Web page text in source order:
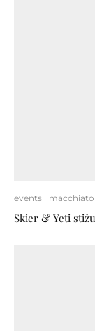
events macchiato
Skier & Yeti